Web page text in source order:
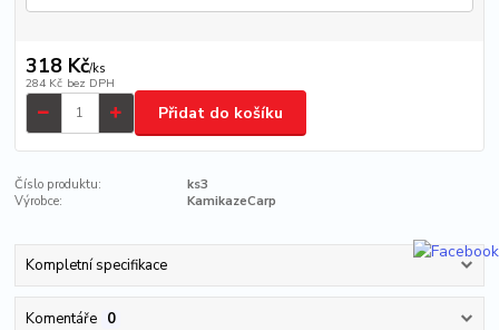
318 Kč/ks
284 Kč bez DPH
Přidat do košíku
Číslo produktu:
ks3
Výrobce:
KamikazeCarp
Kompletní specifikace
Komentáře 0